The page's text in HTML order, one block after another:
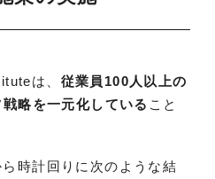
は、 従業員100人以上の
略を一元化している こと
時計回りに次のような結